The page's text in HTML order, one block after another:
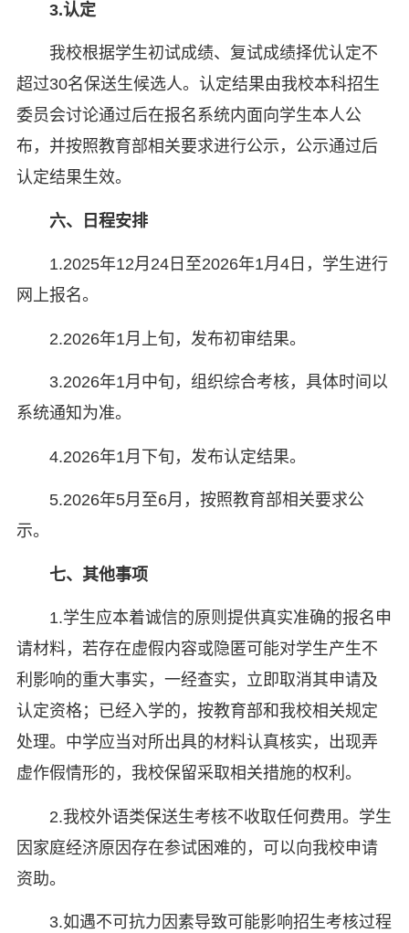
3.认定
我校根据学生初试成绩、复试成绩择优认定不
超过30名保送生候选人。认定结果由我校本科招生
委员会讨论通过后在报名系统内面向学生本人公
布，并按照教育部相关要求进行公示，公示通过后
认定结果生效。
六、 日程安排
1.2025年12月24日至2026年1月4日，学生进行
网上报名。
2.2026年1月上旬，发布初审结果。
3.2026年1月中旬，组织综合考核，具体时间以
系统通知为准。
4.2026年1月下旬，发布认定结果。
5.2026年5月至6月，按照教育部相关要求公
示。
七、 其他事项
1.学生应本着诚信的原则提供真实准确的报名申
请材料，若存在虚假内容或隐匿可能对学生产生不
利影响的重大事实，一经查实，立即取消其申请及
认定资格；已经入学的，按教育部和我校相关规定
处理。中学应当对所出具的材料认真核实，出现弄
虚作假情形的，我校保留采取相关措施的权利。
2.我校外语类保送生考核不收取任何费用。学生
因家庭经济原因存在参试困难的，可以向我校申请
资助。
3.如遇不可抗力因素导致可能影响招生考核过程